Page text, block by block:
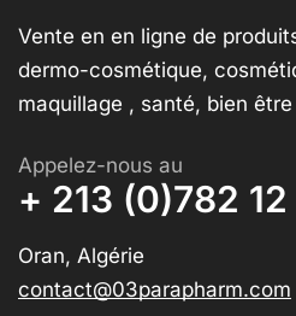
Vente en en ligne de
dermo-cosmétique,
maquillage , santé, bien
Appelez-nous au
+ 213 (0)782
Oran, Algérie
contact@03parapharm.com